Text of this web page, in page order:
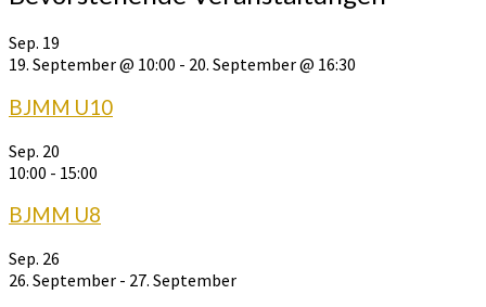
Sep. 19
19. September @ 10:00 - 20. September @ 16:30
BJMM U10
Sep. 20
10:00 - 15:00
BJMM U8
Sep. 26
26. September - 27. September